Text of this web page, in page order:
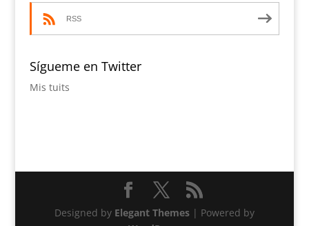
RSS
Sígueme en Twitter
Mis tuits
Designed by Elegant Themes| Powered by